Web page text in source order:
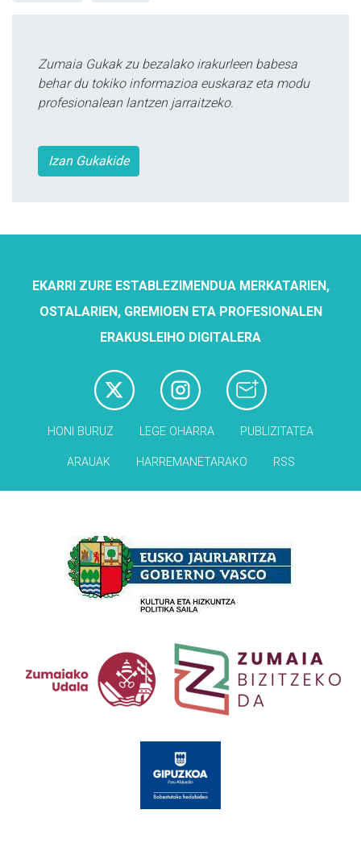
Zumaia Gukak zu bezalako irakurleen babesa
behar du tokiko informazioa euskaraz eta modu
profesionalean lantzen jarraitzeko.
Izan Gukakide
EKARRI ZURE ESTABLEZIMENDUA MERKATARIEN,
OSTALARIEN, GREMIOEN ETA PROFESIONALEN
ERAKUSLEIHO DIGITALERA
HONI BURUZ LEGE OHARRA PUBLIZITATEA
ARAUAK HARREMANETARAKO RSS